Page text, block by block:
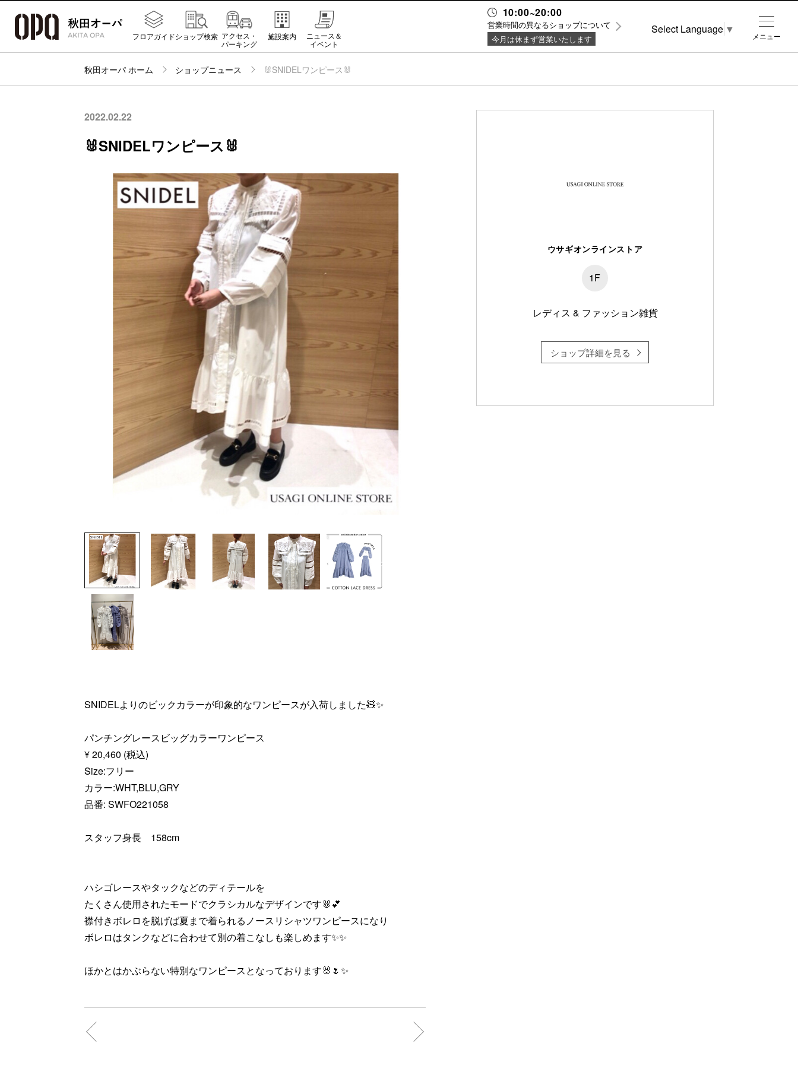
10:00~20:00
営業時間の異なるショップについて
今月は休まず営業いたします
フロアガイドショップ検索 アクセス・
パーキング
施設案内
ニュース＆
イベント
秋田オーパ ホーム ショップニュース 🐰SNIDELワンピース🐰
2022.02.22
🐰SNIDELワンピース🐰
SNIDELよりのビックカラーが印象的なワンピースが入荷しました🧸✨
パンチングレースビッグカラーワンピース
¥ 20,460 (税込)
Size:フリー
カラー:WHT,BLU,GRY
品番: SWFO221058
スタッフ身長 158cm
ハシゴレースやタックなどのディテールを
たくさん使用されたモードでクラシカルなデザインです🐰💕
襟付きボレロを脱げば夏まで着られるノースリシャツワンピースになり
ボレロはタンクなどに合わせて別の着こなしも楽しめます✨✨
ほかとはかぶらない特別なワンピースとなっております🐰🌷✨
ウサギオンラインストア
1F
レディス & ファッション雑貨
ショップ詳細を見る
メニュー
Select Language ▼